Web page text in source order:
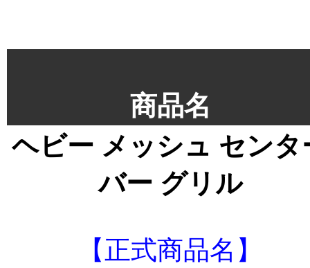
商品名
ヘビー メッシュ センタ
バー グリル
【正式商品名】